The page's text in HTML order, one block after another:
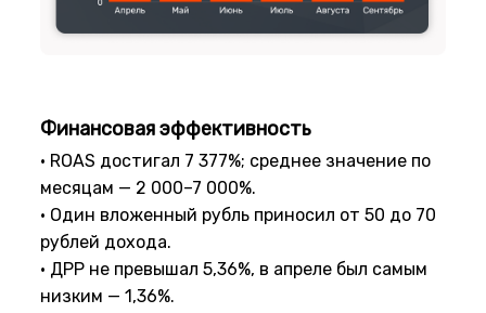
Финансовая эффективность
• ROAS достигал 7 377%; среднее значение по
месяцам — 2 000–7 000%.
• Один вложенный рубль приносил от 50 до 70
рублей дохода.
• ДРР не превышал 5,36%, в апреле был самым
низким — 1,36%.